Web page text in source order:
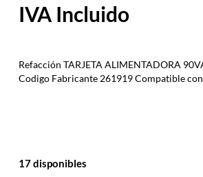
Refacción TARJETA ALIMENTADORA
Codigo Fabricante 261919 Compatible con
17 disponibles